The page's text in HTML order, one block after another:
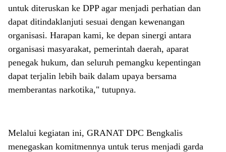
untuk diteruskan ke DPP agar menjadi perhatian dan
dapat ditindaklanjuti sesuai dengan kewenangan
organisasi. Harapan kami, ke depan sinergi antara
organisasi masyarakat, pemerintah daerah, aparat
penegak hukum, dan seluruh pemangku kepentingan
dapat terjalin lebih baik dalam upaya bersama
memberantas narkotika," tutupnya.
Melalui kegiatan ini, GRANAT DPC Bengkalis
menegaskan komitmennya untuk terus menjadi garda